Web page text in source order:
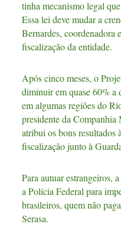
tinha mecanismo legal
Essa lei deve mudar a
Bernardes, coordenadora
fiscalização da entidade.
Após cinco meses, o
diminuir em quase 60% a
em algumas regiões do
presidente da
atribui os bons resultados
fiscalização junto à
Para autuar estrangeiros,
a Polícia Federal para
brasileiros, quem não
Serasa.